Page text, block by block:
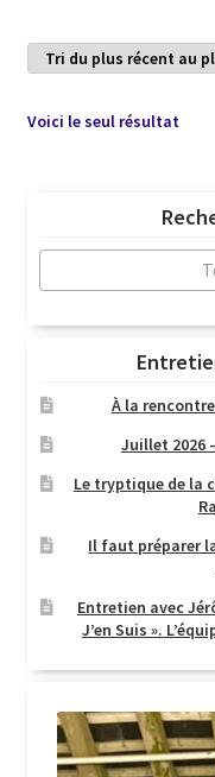
Voici le seul résultat
À la
Juillet 2026
Le tryptique de la
Il faut préparer
Entretien avec
J’en Suis ».